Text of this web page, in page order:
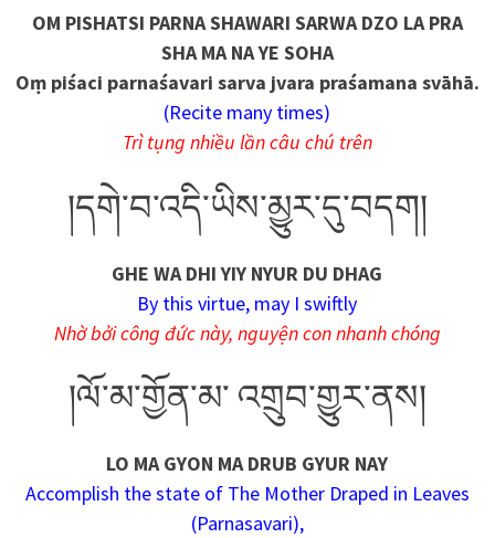
OM PISHATSI PARNA SHAWARI SARWA DZO LA PRA
SHA MA NA YE SOHA
Oṃ piśaci parnaśavari sarva jvara praśamana svāhā.
(Recite many times)
Trì tụng nhiều lần câu chú trên
།དགེ་བ་འདི་ཡིས་མྱུར་དུ་བདག།
GHE WA DHI YIY NYUR DU DHAG
By this virtue, may I swiftly
Nhờ bởi công đức này, nguyện con nhanh chóng
།ལོ་མ་གྱོན་མ་ འགྲུབ་གྱུར་ནས།
LO MA GYON MA DRUB GYUR NAY
Accomplish the state of The Mother Draped in Leaves
(Parnasavari),